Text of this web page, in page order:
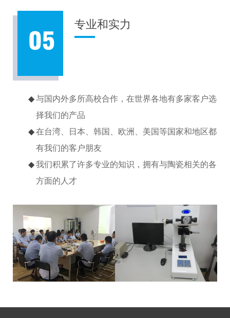
专业和实力
与国内外多所高校合作，在世界各地有多家客户选
择我们的产品
在台湾、日本、韩国、欧洲、美国等国家和地区都
有我们的客户朋友
我们积累了许多专业的知识，拥有与陶瓷相关的各
方面的人才